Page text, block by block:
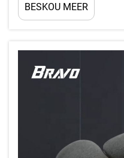
getree as een van die
BESKOU MEER